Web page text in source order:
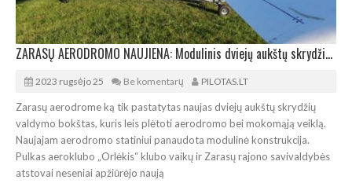
ZARASŲ AERODROMO NAUJIENA: Modulinis dviejų aukštų skrydžių valdymo bokštas
2023 rugsėjo 25 Be komentarų PILOTAS.LT
Zarasų aerodrome ką tik pastatytas naujas dviejų aukštų skrydžių
valdymo bokštas, kuris leis plėtoti aerodromo bei mokomąją veiklą.
Naujajam aerodromo statiniui panaudota modulinė konstrukcija.
Pulkas aeroklubo „Orlėkis“ klubo vaikų ir Zarasų rajono savivaldybės
atstovai neseniai apžiūrėjo naują